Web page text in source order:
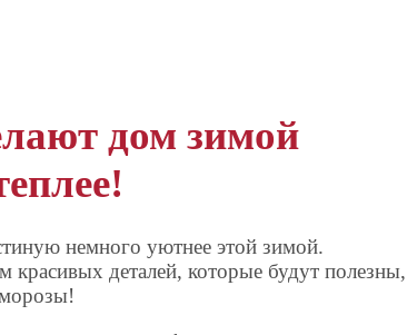
дом зимой
немного уютнее этой зимой.
красивых деталей, которые будут полезны,